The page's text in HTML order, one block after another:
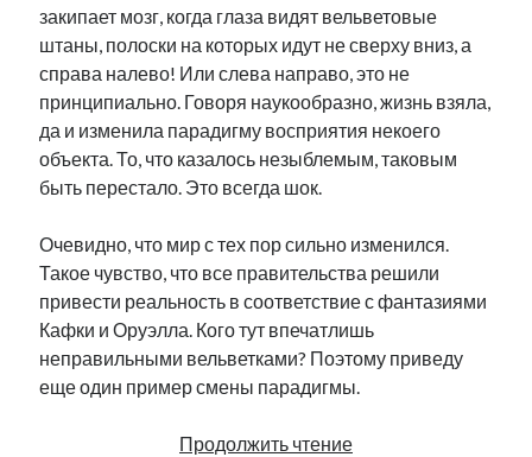
закипает мозг, когда глаза видят вельветовые
штаны, полоски на которых идут не сверху вниз, а
справа налево! Или слева направо, это не
принципиально. Говоря наукообразно, жизнь взяла,
да и изменила парадигму восприятия некоего
объекта. То, что казалось незыблемым, таковым
быть перестало. Это всегда шок.
Очевидно, что мир с тех пор сильно изменился.
Такое чувство, что все правительства решили
привести реальность в соответствие с фантазиями
Кафки и Оруэлла. Кого тут впечатлишь
неправильными вельветками? Поэтому приведу
еще один пример смены парадигмы.
Продолжить чтениеКак